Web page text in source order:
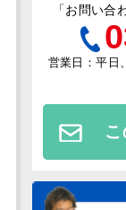
「お問い合
営業日：平日